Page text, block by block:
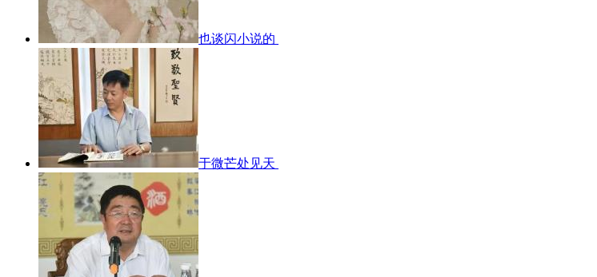
也谈闪小说的
于微芒处见天